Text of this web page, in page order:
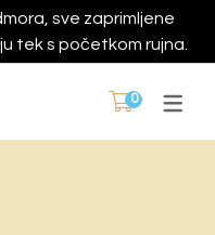
sve zaprimljene
tek s početkom rujna.
0